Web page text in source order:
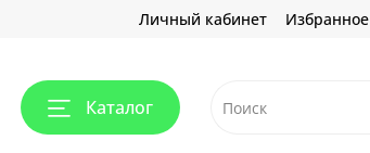
Личный кабинет Избранное
Каталог